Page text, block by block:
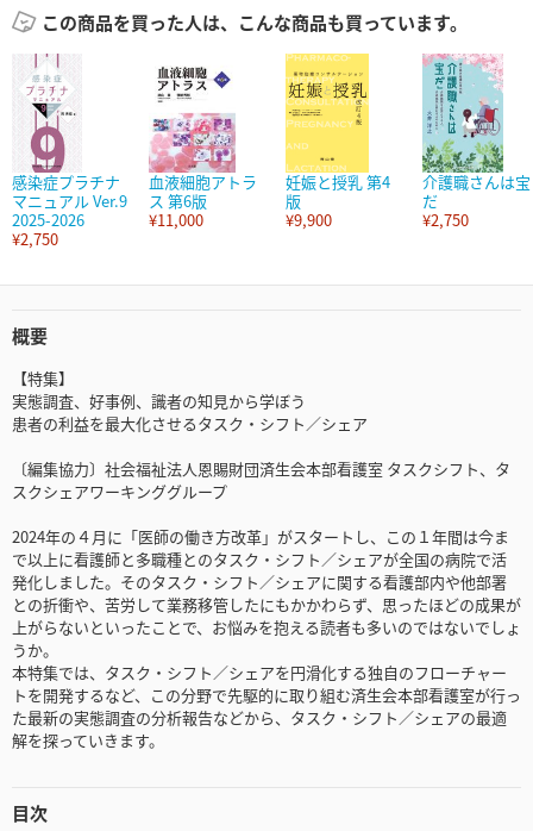
この商品を買った人は、こんな商品も買っています。
感染症プラチナ
マニュアル Ver.9
2025-2026
¥2,750
血液細胞アトラ
ス 第6版
¥11,000
妊娠と授乳 第4
版
¥9,900
介護職さんは宝
だ
¥2,750
概要
【特集】
実態調査、好事例、識者の知見から学ぼう
患者の利益を最大化させるタスク・シフト／シェア
〔編集協力〕社会福祉法人恩賜財団済生会本部看護室 タスクシフト、タ
スクシェアワーキンググループ
2024年の４月に「医師の働き方改革」がスタートし、この１年間は今ま
で以上に看護師と多職種とのタスク・シフト／シェアが全国の病院で活
発化しました。そのタスク・シフト／シェアに関する看護部内や他部署
との折衝や、苦労して業務移管したにもかかわらず、思ったほどの成果が
上がらないといったことで、お悩みを抱える読者も多いのではないでしょ
うか。
本特集では、タスク・シフト／シェアを円滑化する独自のフローチャー
トを開発するなど、この分野で先駆的に取り組む済生会本部看護室が行っ
た最新の実態調査の分析報告などから、タスク・シフト／シェアの最適
解を探っていきます。
目次